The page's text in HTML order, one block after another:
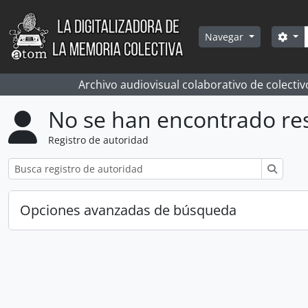
Skip to main content
Navegar
Archivo audiovisual colaborativo de
No se han encontrado
Registro de autoridad
Opciones avanzadas de búsqueda